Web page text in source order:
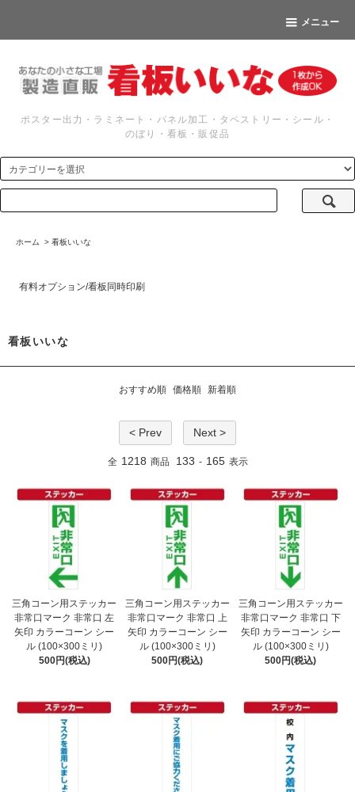
メニュー
ポスター出力・ラミネート・パネル加工・タペストリー・シール・
のぼり・看板・販促品
ホーム > 看板いいな
有料オプション/看板同時印刷
看板いいな
おすすめ順 価格順 新着順
< Prev Next >
全 1218 商品 133 - 165 表示
三角コーン用ステッカー
非常口マーク 非常口 左
矢印 カラーコーン シー
ル (100×300ミリ)
500円(税込)
三角コーン用ステッカー
非常口マーク 非常口 上
矢印 カラーコーン シー
ル (100×300ミリ)
500円(税込)
三角コーン用ステッカー
非常口マーク 非常口 下
矢印 カラーコーン シー
ル (100×300ミリ)
500円(税込)